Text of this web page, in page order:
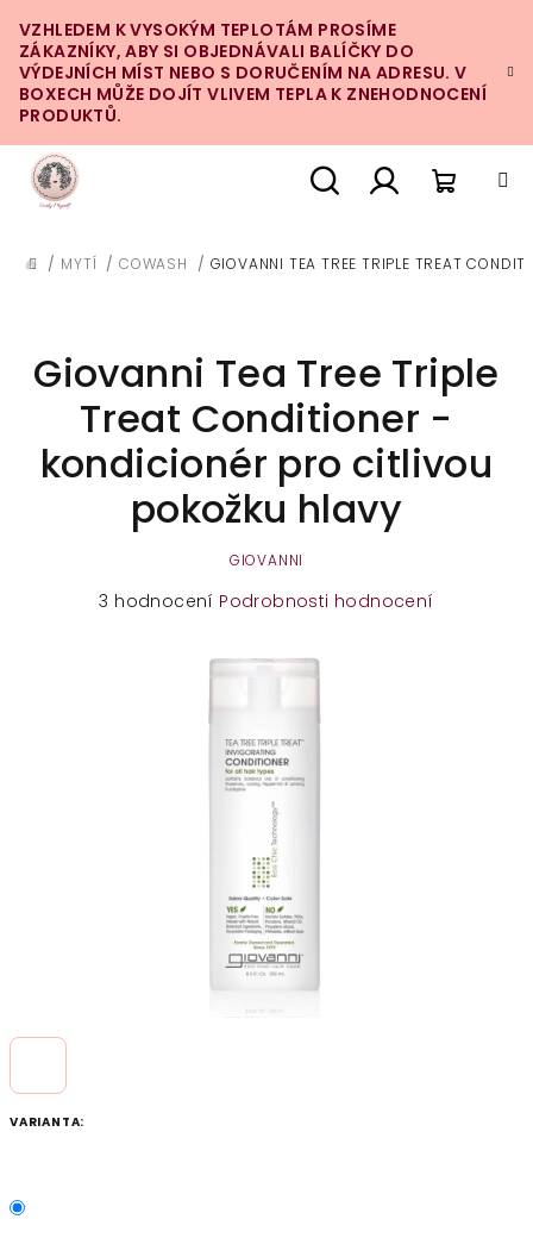
na
obsah
VZHLEDEM K VYSOKÝM TEPLOTÁM PROSÍME
ZÁKAZNÍKY, ABY SI OBJEDNÁVALI BALÍČKY DO
VÝDEJNÍCH MÍST NEBO S DORUČENÍM NA ADRESU. V
BOXECH MŮŽE DOJÍT VLIVEM TEPLA K ZNEHODNOCENÍ
PRODUKTŮ.
DOMŮ
/ MYTÍ / COWASH / GIOVANNI TEA TREE TRIPLE TREAT
VARIANTA:
Giovanni Tea Tree Triple
Treat Conditioner -
kondicionér pro citlivou
pokožku hlavy
GIOVANNI
Průměrné
3 hodnocení Podrobnosti hodnocení